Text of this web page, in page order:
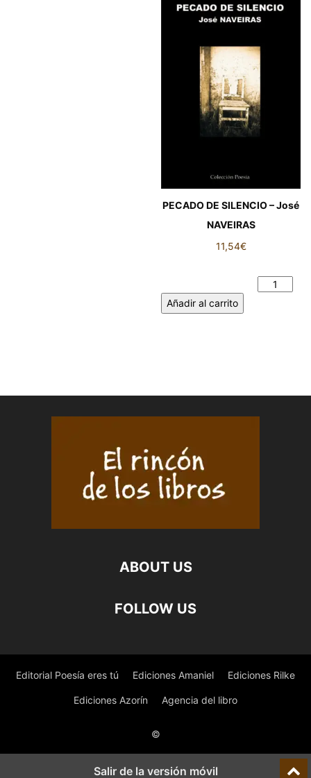
PECADO DE SILENCIO – José
NAVEIRAS
11,54€
Añadir al carrito
ABOUT US
FOLLOW US
Editorial Poesía eres tú Ediciones Amaniel Ediciones Rilke
Ediciones Azorín Agencia del libro
©
Salir de la versión móvil